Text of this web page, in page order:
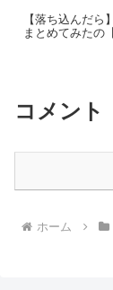
【落ち込んだら
まとめてみたの
コメント
ホーム